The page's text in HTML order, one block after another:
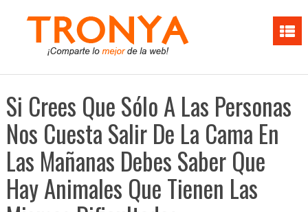
Si Crees Que Sólo A Las Personas
Nos Cuesta Salir De La Cama En
Las Mañanas Debes Saber Que
Hay Animales Que Tienen Las